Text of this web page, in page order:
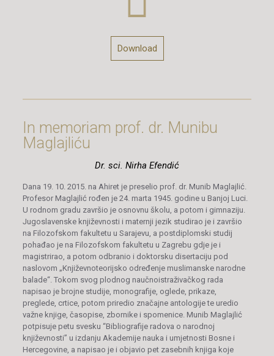
Download
In memoriam prof. dr. Munibu
Maglajliću
Dr. sci. Nirha Efendić
Dana 19. 10. 2015. na Ahiret je preselio prof. dr. Munib Maglajlić.
Profesor Maglajlić rođen je 24. marta 1945. godine u Banjoj Luci.
U rodnom gradu završio je osnovnu školu, a potom i gimnaziju.
Jugoslavenske književnosti i maternji jezik studirao je i završio
na Filozofskom fakultetu u Sarajevu, a postdiplomski studij
pohađao je na Filozofskom fakultetu u Zagrebu gdje je i
magistrirao, a potom odbranio i doktorsku disertaciju pod
naslovom „Književnoteorijsko određenje muslimanske narodne
balade“. Tokom svog plodnog naučnoistraživačkog rada
napisao je brojne studije, monografije, oglede, prikaze,
preglede, crtice, potom priredio značajne antologije te uredio
važne knjige, časopise, zbornike i spomenice. Munib Maglajlić
potpisuje petu svesku “Bibliografije radova o narodnoj
književnosti” u izdanju Akademije nauka i umjetnosti Bosne i
Hercegovine, a napisao je i objavio pet zasebnih knjiga koje